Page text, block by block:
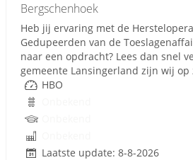
Bergschenhoek
Heb jij ervaring met de
Gedupeerden van de
naar een opdracht? Lees dan snel
gemeente Lansingerland zijn wij op
HBO
Laatste update: 8-8-2026